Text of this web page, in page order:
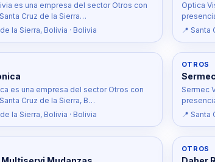
es una empresa del sector Otros con
Cruz de la Sierra…
la Sierra, Bolivia · Bolivia
Optica
📍 Santa
es una empresa del sector Otros con
Cruz de la Sierra, B…
la Sierra, Bolivia · Bolivia
OTROS
Sermec
📍 Santa
OTROS